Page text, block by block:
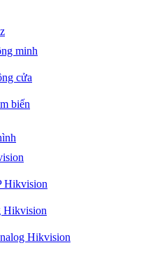
minh
cửa
biến
Hikvision
Hikvision
Hikvision